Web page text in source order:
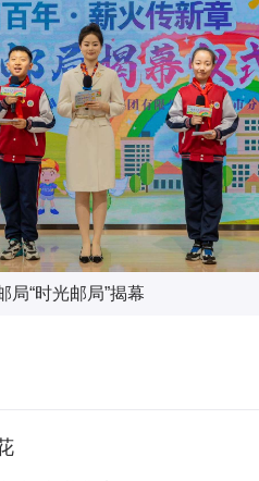
开全省邮政“两优一先…
=南京”全夜航货运航…
局“时光邮局”揭幕
姐姐逛中央大街